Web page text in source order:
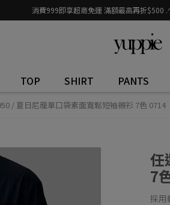
消費999即享超商免運 滿額最高再折$500
TOP SHIRT PANTS
/ 夏日尼龍單口袋素面寬鬆短袖襯衫 7色 0714
任
7
採用